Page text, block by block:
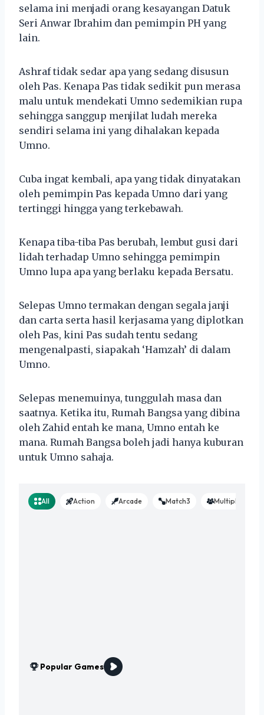
selama ini menjadi orang kesayangan Datuk
Seri Anwar Ibrahim dan pemimpin PH yang
lain.
Ashraf tidak sedar apa yang sedang disusun
oleh Pas. Kenapa Pas tidak sedikit pun merasa
malu untuk mendekati Umno sedemikian rupa
sehingga sanggup menjilat ludah mereka
sendiri selama ini yang dihalakan kepada
Umno.
Cuba ingat kembali, apa yang tidak dinyatakan
oleh pemimpin Pas kepada Umno dari yang
tertinggi hingga yang terkebawah.
Kenapa tiba-tiba Pas berubah, lembut gusi dari
lidah terhadap Umno sehingga pemimpin
Umno lupa apa yang berlaku kepada Bersatu.
Selepas Umno termakan dengan segala janji
dan carta serta hasil kerjasama yang diplotkan
oleh Pas, kini Pas sudah tentu sedang
mengenalpasti, siapakah ‘Hamzah’ di dalam
Umno.
Selepas menemuinya, tunggulah masa dan
saatnya. Ketika itu, Rumah Bangsa yang dibina
oleh Zahid entah ke mana, Umno entah ke
mana. Rumah Bangsa boleh jadi hanya kuburan
untuk Umno sahaja.